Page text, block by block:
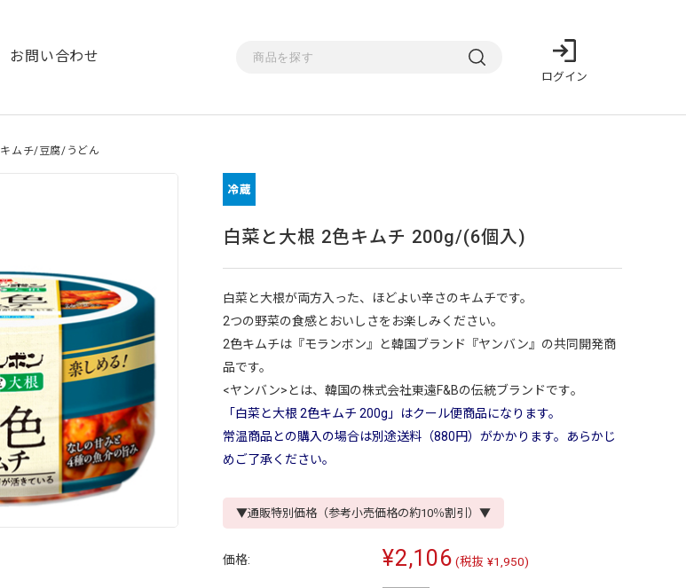
お問い合わせ
ログイン
キムチ/豆腐/うどん
白菜と大根 2色キムチ 200g/(6個入)
白菜と大根が両方入った、ほどよい辛さのキムチです。
2つの野菜の食感とおいしさをお楽しみください。
2色キムチは『モランボン』と韓国ブランド『ヤンバン』の共同開発商
品です。
<ヤンバン>とは、韓国の株式会社東遠F&Bの伝統ブランドです｡
「白菜と大根 2色キムチ 200g」はクール便商品になります。
常温商品との購入の場合は別途送料（880円）がかかります。あらかじ
めご了承ください。
▼通販特別価格（参考小売価格の約10％割引）▼
価格: ¥2,106 (税抜 ¥1,950)